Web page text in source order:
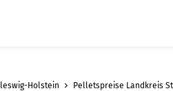
Holstein Pelletspreise Landkreis